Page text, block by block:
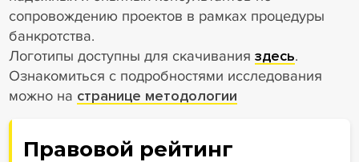
сопровождению проектов в рамках процедуры
банкротства.
Логотипы доступны для скачивания здесь.
Ознакомиться с подробностями исследования
можно на странице методологии
Правовой рейтинг